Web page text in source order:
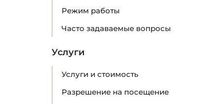
Режим работы
Часто задаваемые вопросы
Услуги
Услуги и стоимость
Разрешение на посещение